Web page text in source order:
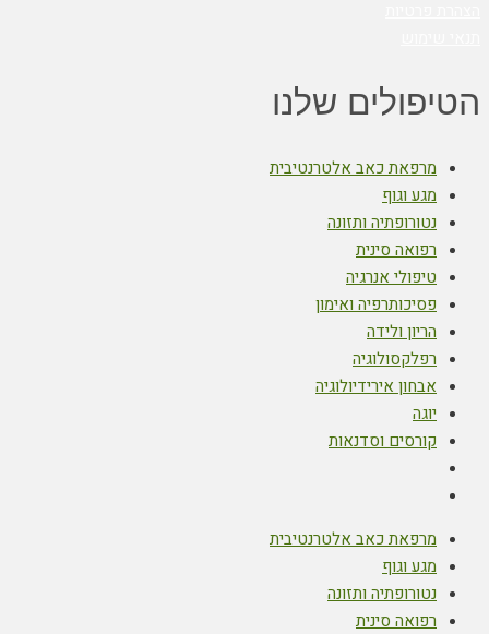
הטיפולים שלנו
מרפאת כאב אלטרנטיבית
מגע וגוף
נטורופתיה ותזונה
רפואה סינית
טיפולי אנרגיה
פסיכותרפיה ואימון
הריון ולידה
רפלקסולוגיה
אבחון אירידיולוגיה
יוגה
קורסים וסדנאות
מרפאת כאב אלטרנטיבית
מגע וגוף
נטורופתיה ותזונה
רפואה סינית